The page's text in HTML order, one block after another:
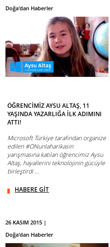
Doğa'dan Haberler
ÖĞRENCİMİZ AYSU ALTAŞ, 11
YAŞINDA YAZARLIĞA İLK ADIMINI
ATTI!
Microsoft Türkiye tarafından organize
edilen #ONunlaharikasin
yarışmasına katılan öğrencimiz Aysu
Altaş, hayallerini teknolojinin gücüyle
birleştirdi ...
HABERE GİT
26 KASIM 2015 |
Doğa'dan Haberler